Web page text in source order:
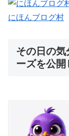
にほんブログ村
その日の気
ーズを公開